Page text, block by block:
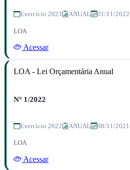
Exercício 2023 ANUAL 01/11/2022
LOA
Acessar
LOA - Lei Orçamentária Anual
Nº 1/2022
Exercício 2022 ANUAL 08/11/2021
LOA
Acessar